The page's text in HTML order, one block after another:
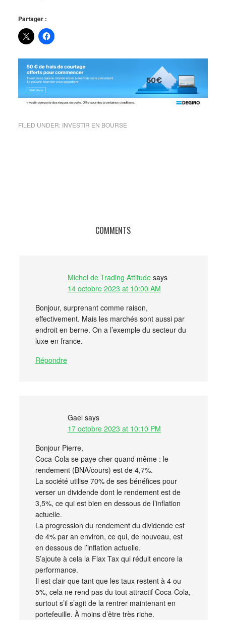
Partager :
FILED UNDER: INVESTIR EN BOURSE
COMMENTS
Michel de Trading Attitude says
14 octobre 2023 at 10:00 AM
Bonjour, surprenant comme raison,
effectivement. Mais les marchés sont aussi par
endroit en berne. On a l’exemple du secteur du
luxe en france.
Répondre
Gael says
17 octobre 2023 at 10:10 PM
Bonjour Pierre,
Coca-Cola se paye cher quand même : le
rendement (BNA/cours) est de 4,7%.
La société utilise 70% de ses bénéfices pour
verser un dividende dont le rendement est de
3,5%, ce qui est bien en dessous de l’inflation
actuelle.
La progression du rendement du dividende est
de 4% par an environ, ce qui, de nouveau, est
en dessous de l’inflation actuelle.
S’ajoute à cela la Flax Tax qui réduit encore la
performance.
Il est clair que tant que les taux restent à 4 ou
5%, cela ne rend pas du tout attractif Coca-Cola,
surtout s’il s’agit de la rentrer maintenant en
portefeuille. À moins d’être très riche.